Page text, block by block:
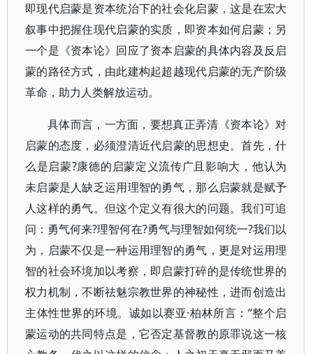
即现代启蒙是资本统治下的社会化启蒙，这是在宏大
叙事中把握住现代启蒙的实质，即资本如何启蒙；另
一个是《资本论》回应了资本启蒙的具体内容及反启
蒙的路径方式，由此建构起超越现代启蒙的无产阶级
革命，助力人类解放运动。
具体而言，一方面，要想真正弄清《资本论》对
启蒙的态度，必须澄清近代启蒙的思想史。首先，什
么是启蒙?康德的启蒙定义流传广且影响大，他认为
未启蒙是人缺乏运用理智的勇气，那么启蒙就是赋予
人这样的勇气。但这个定义有很大的问题。我们可追
问：勇气何来?理智何在?勇气与理智如何统一?我们以
为，启蒙不仅是一种运用理智的勇气，更是对运用理
智的社会环境加以考察，即启蒙打碎的是传统世界的
权力机制，不断祛魅宗教世界的神秘性，进而创造出
主体性世界的环境。诚如以赛亚·柏林所言：“整个启
蒙运动的共同特点是，它否定基督教的原罪说这一核